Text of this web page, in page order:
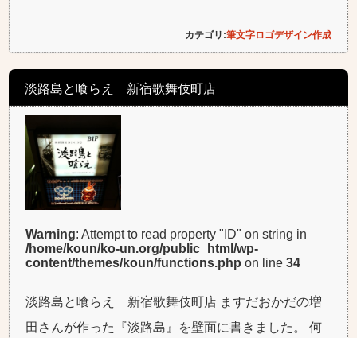
カテゴリ:筆文字ロゴデザイン作成
淡路島と喰らえ 新宿歌舞伎町店
Warning: Attempt to read property "ID" on string in
/home/koun/ko-un.org/public_html/wp-
content/themes/koun/functions.php on line34
淡路島と喰らえ 新宿歌舞伎町店 ますだおかだの増
田さんが作った『淡路島』を壁面に書きました。 何